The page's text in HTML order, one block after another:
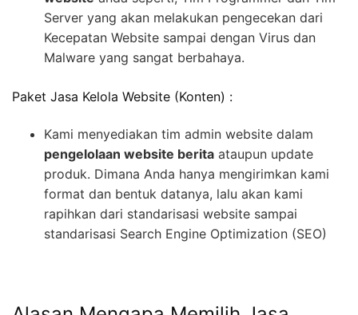
Server yang akan melakukan pengecekan dari
Kecepatan Website sampai dengan Virus dan
Malware yang sangat berbahaya.
Paket Jasa Kelola Website (Konten) :
Kami menyediakan tim admin website dalam
pengelolaan website berita ataupun update
produk. Dimana Anda hanya mengirimkan kami
format dan bentuk datanya, lalu akan kami
rapihkan dari standarisasi website sampai
standarisasi Search Engine Optimization (SEO)